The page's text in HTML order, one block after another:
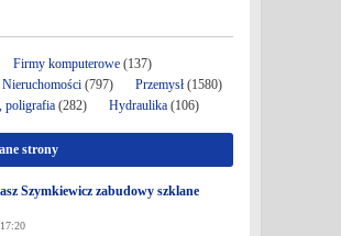
Firmy komputerowe (137)
Nieruchomości (797) Przemysł(1580)
poligrafia (282) Hydraulika (106)
strony
Szymkiewicz zabudowy szklane